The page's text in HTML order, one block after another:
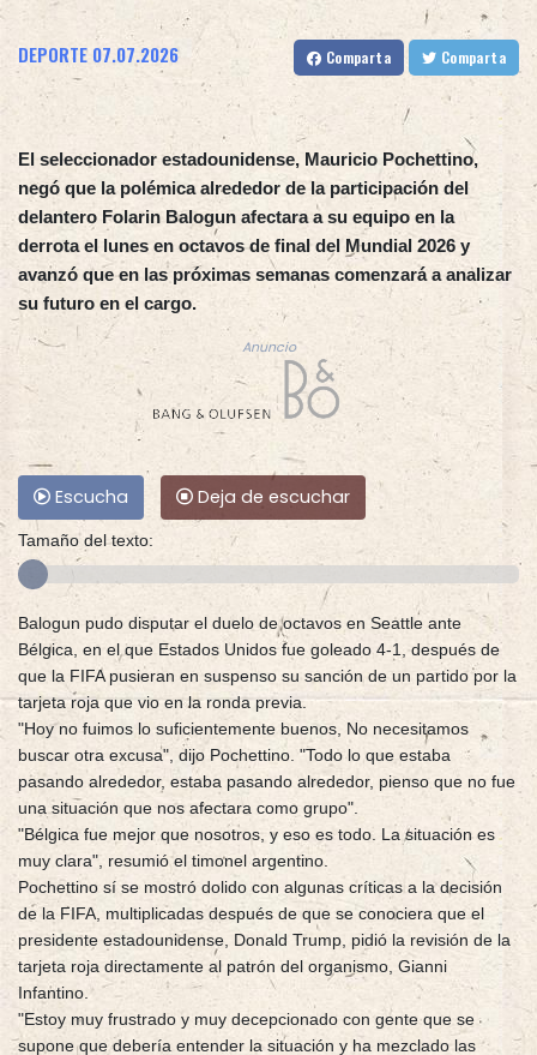
DEPORTE 07.07.2026 Comparta Comparta
El seleccionador estadounidense, Mauricio Pochettino,
negó que la polémica alrededor de la participación del
delantero Folarin Balogun afectara a su equipo en la
derrota el lunes en octavos de final del Mundial 2026 y
avanzó que en las próximas semanas comenzará a analizar
su futuro en el cargo.
Anuncio
Escucha Deja de escuchar
Tamaño del texto:
Balogun pudo disputar el duelo de octavos en Seattle ante
Bélgica, en el que Estados Unidos fue goleado 4-1, después de
que la FIFA pusieran en suspenso su sanción de un partido por la
tarjeta roja que vio en la ronda previa.
"Hoy no fuimos lo suficientemente buenos, No necesitamos
buscar otra excusa", dijo Pochettino. "Todo lo que estaba
pasando alrededor, estaba pasando alrededor, pienso que no fue
una situación que nos afectara como grupo".
"Bélgica fue mejor que nosotros, y eso es todo. La situación es
muy clara", resumió el timonel argentino.
Pochettino sí se mostró dolido con algunas críticas a la decisión
de la FIFA, multiplicadas después de que se conociera que el
presidente estadounidense, Donald Trump, pidió la revisión de la
tarjeta roja directamente al patrón del organismo, Gianni
Infantino.
"Estoy muy frustrado y muy decepcionado con gente que se
supone que debería entender la situación y ha mezclado las